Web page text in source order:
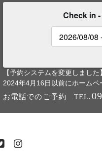
Check in
【予約システムを変更しました】
2024年4月16日以前にホーム
お電話でのご予約 TEL.